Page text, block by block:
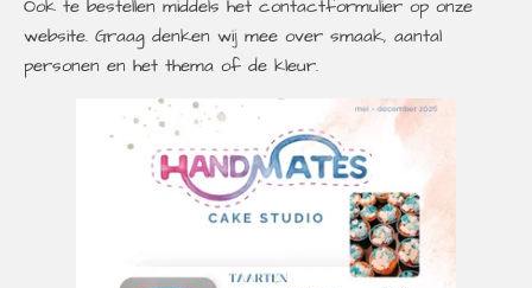
Ook te bestellen middels het contactformulier op onze
website. Graag denken wij mee over smaak, aantal
personen en het thema of de kleur.